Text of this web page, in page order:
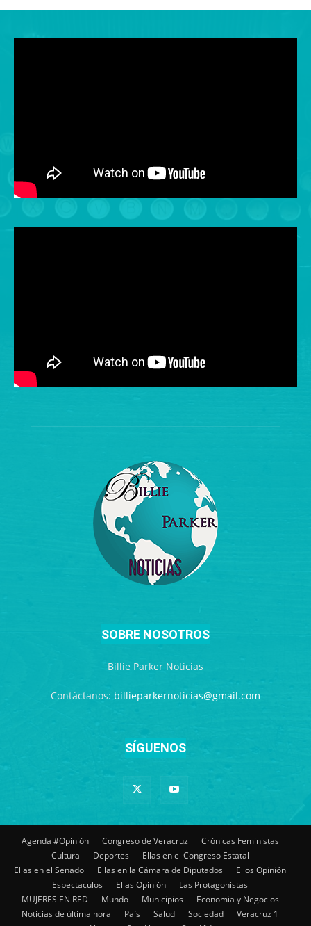
SOBRE NOSOTROS
Billie Parker Noticias
Contáctanos: billieparkernoticias@gmail.com
SÍGUENOS
Agenda #Opinión Congreso de Veracruz
Crónicas Feministas
Cultura
Deportes
Ellas en el Congreso Estatal
Ellas en el Senado
Ellas en la Cámara de Diputados
Ellos Opinión
Espectaculos
Ellas Opinión
Las Protagonistas
MUJERES EN RED
Mundo Municipios
Economia y Negocios
Noticias de última hora
País Salud Sociedad
Veracruz 1